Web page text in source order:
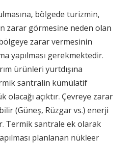
bölgede turizmin,
zarar görmesine neden olan
zarar vermesinin
yapılması gerekmektedir.
ürünleri yurtdışına
santralin kümülatif
olacağı açıktır. Çevreye zarar
(Güneş, Rüzgar vs.) enerji
Termik santrale ek olarak
planlanan nükleer